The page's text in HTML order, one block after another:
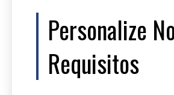
Personalize
Requisitos